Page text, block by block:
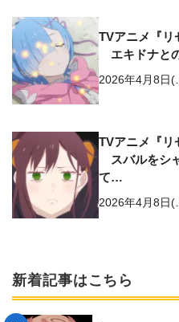
TVアニメ『リ
エキドナと
2026年4月8日
TVアニメ『リ
スバルをシ
て…
2026年4月8日
新着記事はこちら